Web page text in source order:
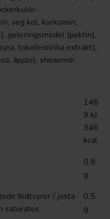
veg kol, kurkumin,
geleringsmedel (pektin),
tokoferolrika extrakt),
äpple), sheasmör.
146
9 kJ
346
kcal
0,8
g
fedtsyrer / josta
saturates
0,5
g